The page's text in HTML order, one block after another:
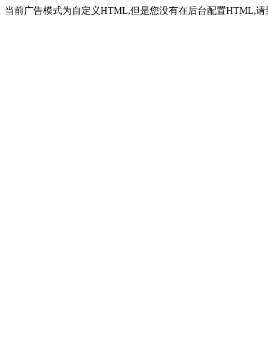
当前广告模式为自定义HTML,但是您没有在后台配置HTML,